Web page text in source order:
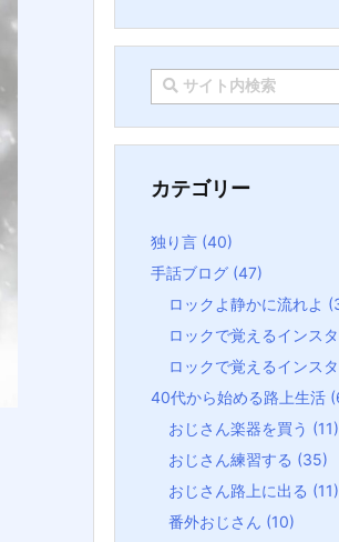
カテゴリー
独り言 (40)
手話ブログ (47)
ロックよ静かに流れよ
ロックで覚えるインス
ロックで覚えるインス
40代から始める路上生活
おじさん楽器を買う (11)
おじさん練習する (35)
おじさん路上に出る (11)
番外おじさん (10)